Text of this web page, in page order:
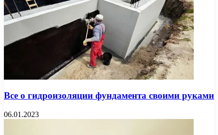
Все о гидроизоляции фундамента своими руками
06.01.2023